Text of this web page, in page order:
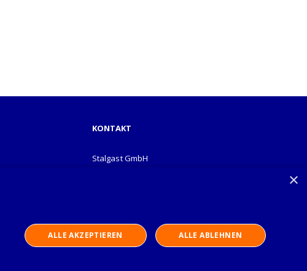
KONTAKT
Stalgast GmbH
×
ALLE AKZEPTIEREN ALLE ABLEHNEN